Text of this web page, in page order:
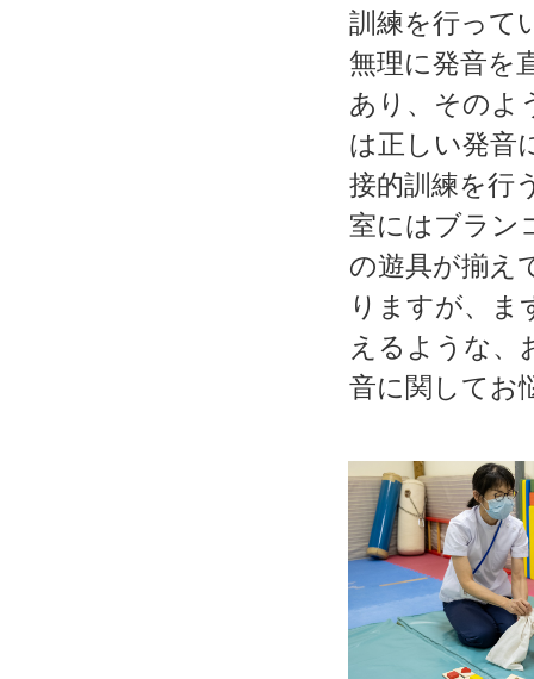
訓練を行って
無理に発音を
あり、そのよ
は正しい発音
接的訓練を行
室にはブラン
の遊具が揃え
りますが、ま
えるような、
音に関してお